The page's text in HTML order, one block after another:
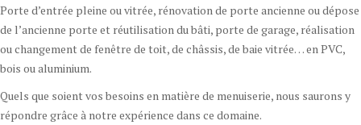
Porte d’entrée pleine ou vitrée, rénovation de porte ancienne ou dépose
de l’ancienne porte et réutilisation du bâti, porte de garage, réalisation
ou changement de fenêtre de toit, de châssis, de baie vitrée… en PVC,
bois ou aluminium.
Quels que soient vos besoins en matière de menuiserie, nous saurons y
répondre grâce à notre expérience dans ce domaine.